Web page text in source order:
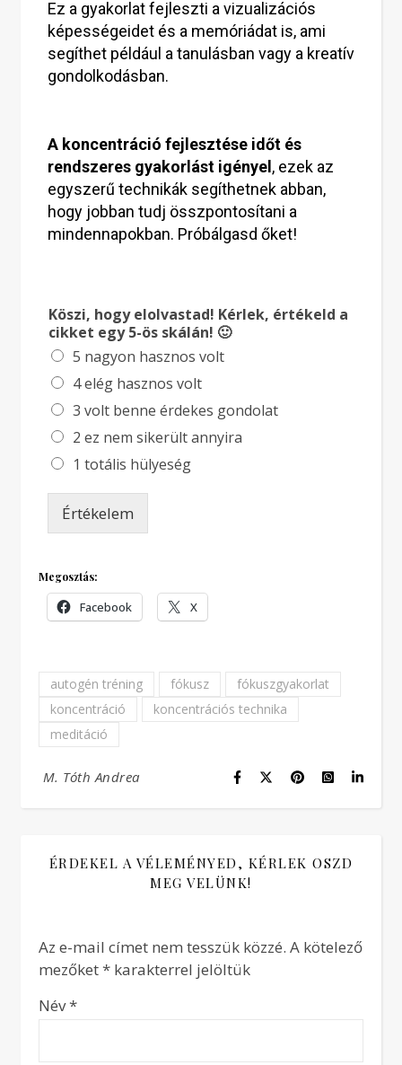
Ez a gyakorlat fejleszti a vizualizációs
képességeidet és a memóriádat is, ami
segíthet például a tanulásban vagy a kreatív
gondolkodásban.
A koncentráció fejlesztése időt és
rendszeres gyakorlást igényel , ezek az
egyszerű technikák segíthetnek abban,
hogy jobban tudj összpontosítani a
mindennapokban. Próbálgasd őket!
Köszi, hogy elolvastad! Kérlek, értékeld a
cikket egy 5-ös skálán! 🙂
5 nagyon hasznos volt
4 elég hasznos volt
3 volt benne érdekes gondolat
2 ez nem sikerült annyira
1 totális hülyeség
Értékelem
Megosztás:
Facebook X
autogén tréning fókusz
fókuszgyakorlat
koncentráció
koncentrációs technika
meditáció
M. Tóth Andrea
ÉRDEKEL A VÉLEMÉNYED, KÉRLEK OSZD
MEG VELÜNK!
Az e-mail címet nem tesszük közzé. A kötelező
mezőket* karakterrel jelöltük
Név*